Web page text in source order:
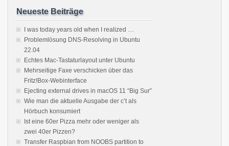
Neueste Beiträge
I was today years old when I realized …
Problemlösung DNS-Resolving in Ubuntu
22.04
Echtes Mac-Tastaturlayout unter Ubuntu
Mehrseitige Faxe verschicken über das
Fritz!Box-Webinterface
Ejecting external drives in macOS 11 “Big Sur”
Wie man die aktuelle Ausgabe der c’t als
Hörbuch konsumiert
Ist eine 60er Pizza mehr oder weniger als
zwei 40er Pizzen?
Transfer Raspbian from NOOBS partition to